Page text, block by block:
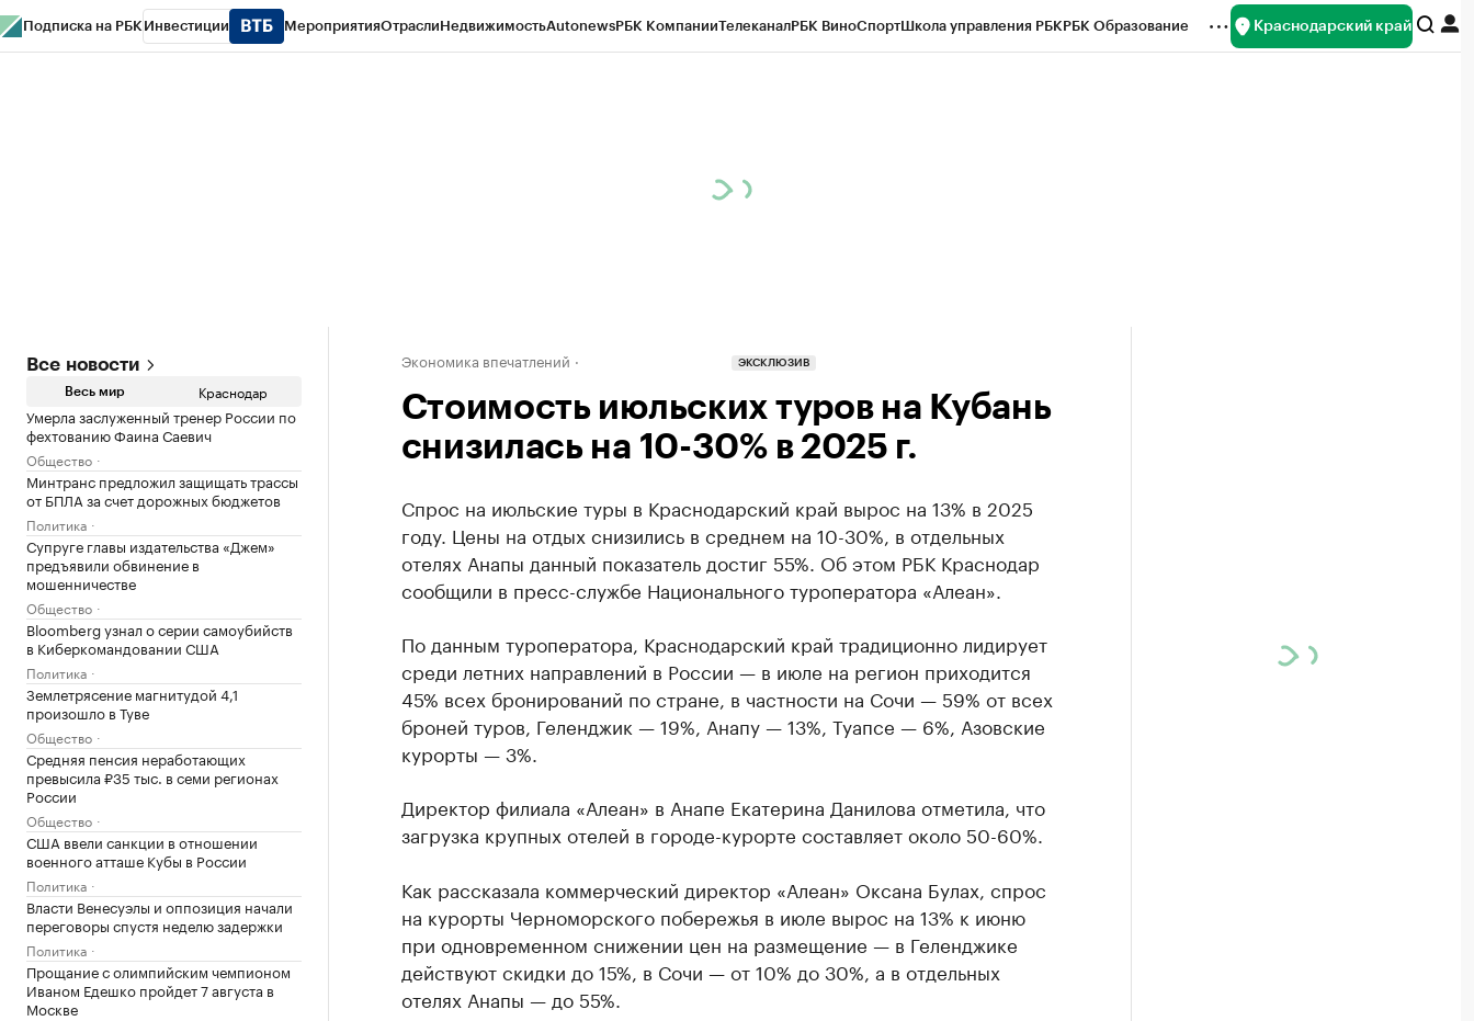
Подписка на РБК Инвестиции МероприятияОтраслиНедвижимостьAutonewsРБК КомпанииТелеканалРБК ВиноСпортШкола управления РБКРБК Образование Краснодарский край
Все новости
Весь мир Краснодар
Умерла заслуженный тренер России по
фехтованию Фаина Саевич
Общество
Минтранс предложил защищать трассы
от БПЛА за счет дорожных бюджетов
Политика
Супруге главы издательства «Джем»
предъявили обвинение в
мошенничестве
Общество
Bloomberg узнал о серии самоубийств
в Киберкомандовании США
Политика
Землетрясение магнитудой 4,1
произошло в Туве
Общество
Средняя пенсия неработающих
превысила ₽35 тыс. в семи регионах
России
Общество
США ввели санкции в отношении
военного атташе Кубы в России
Политика
Власти Венесуэлы и оппозиция начали
переговоры спустя неделю задержки
Политика
Прощание с олимпийским чемпионом
Иваном Едешко пройдет 7 августа в
Москве
Экономика впечатлений ЭКСКЛЮЗИВ
Стоимость июльских туров на Кубань
снизилась на 10-30% в 2025 г.
Спрос на июльские туры в Краснодарский край вырос на 13% в 2025
году. Цены на отдых снизились в среднем на 10-30%, в отдельных
отелях Анапы данный показатель достиг 55%. Об этом РБК Краснодар
сообщили в пресс-службе Национального туроператора «Алеан».
По данным туроператора, Краснодарский край традиционно лидирует
среди летних направлений в России — в июле на регион приходится
45% всех бронирований по стране, в частности на Сочи — 59% от всех
броней туров, Геленджик — 19%, Анапу — 13%, Туапсе — 6%, Азовские
курорты — 3%.
Директор филиала «Алеан» в Анапе Екатерина Данилова отметила, что
загрузка крупных отелей в городе-курорте составляет около 50-60%.
Как рассказала коммерческий директор «Алеан» Оксана Булах, спрос
на курорты Черноморского побережья в июле вырос на 13% к июню
при одновременном снижении цен на размещение — в Геленджике
действуют скидки до 15%, в Сочи — от 10% до 30%, а в отдельных
отелях Анапы — до 55%.